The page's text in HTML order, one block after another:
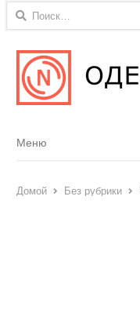
Найти:
Menu
Меню
Домой Без рубрики